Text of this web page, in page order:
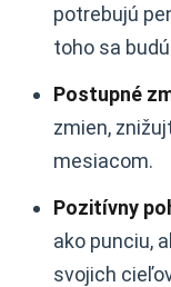
potrebujú
toho sa
Postupné
zmien,
mesiacom.
Pozitívny
ako punciu,
svojich